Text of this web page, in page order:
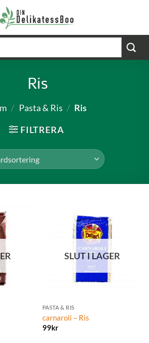
Ris
/ Pasta & Ris / Ris
FILTRERA
SLUT I LAGER
PASTA & RIS
carnaroli – Ris
99kr